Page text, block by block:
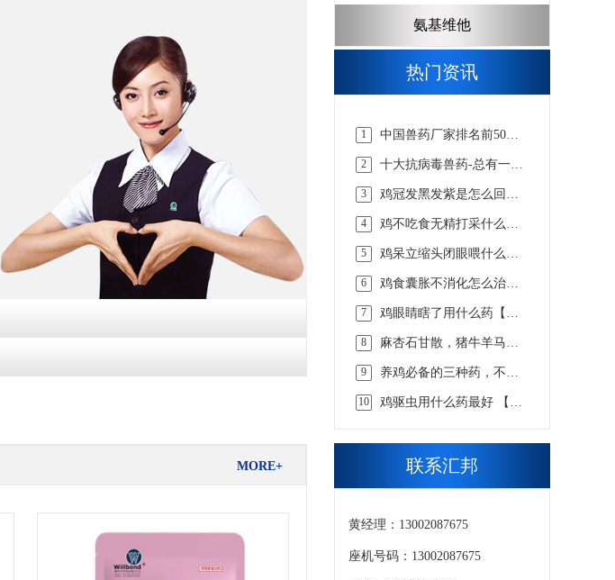
MORE+
氨基维他
热门资讯
1
中国兽药厂家排名前50
药】
2
十大抗病毒兽药-总有一款
3
鸡冠发黑发紫是怎么回事
合适 【汇邦兽药】
4
鸡不吃食无精打采什么病
5
鸡呆立缩头闭眼喂什么药
6
鸡食囊胀不消化怎么治，
药】
7
鸡眼睛瞎了用什么药【汇
8
麻杏石甘散，猪牛羊马兔
9
养鸡必备的三种药，不知
10
鸡驱虫用什么药最好 【汇
联系汇邦
黄经理：13002087675
座机号码：13002087675